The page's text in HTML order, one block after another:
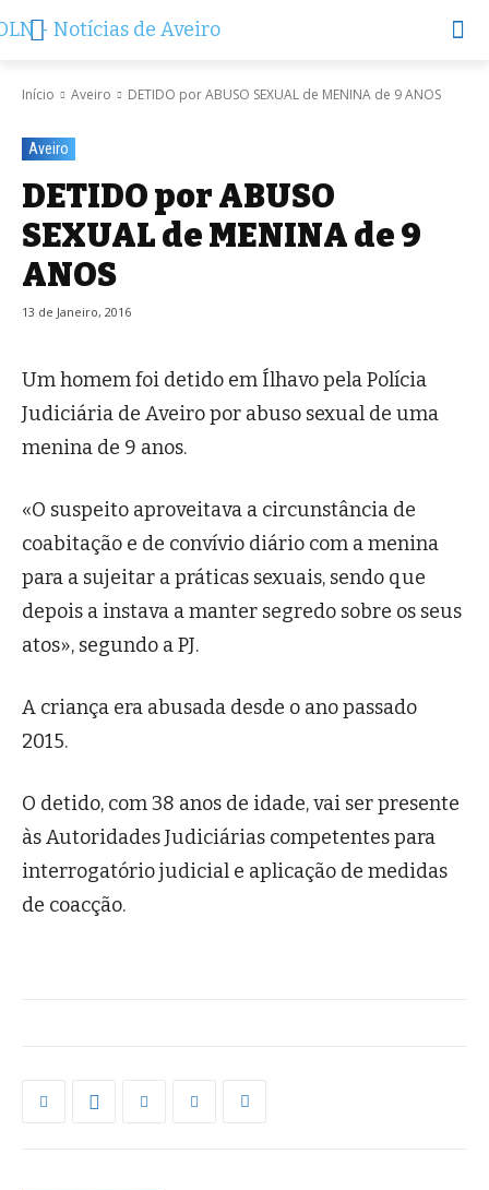
Início Aveiro DETIDO por ABUSO SEXUAL de MENINA de 9 ANOS
Aveiro
DETIDO por ABUSO
SEXUAL de MENINA de 9
ANOS
13 de Janeiro, 2016
Um homem foi detido em Ílhavo pela Polícia
Judiciária de Aveiro por abuso sexual de uma
menina de 9 anos.
«O suspeito aproveitava a circunstância de
coabitação e de convívio diário com a menina
para a sujeitar a práticas sexuais, sendo que
depois a instava a manter segredo sobre os seus
atos», segundo a PJ.
A criança era abusada desde o ano passado
2015.
O detido, com 38 anos de idade, vai ser presente
às Autoridades Judiciárias competentes para
interrogatório judicial e aplicação de medidas
de coacção.